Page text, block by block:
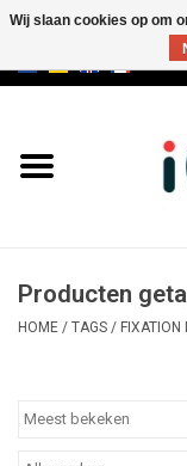
Merken
Producten
HOME / TAGS / FIXATION
Wij slaan cookies op om